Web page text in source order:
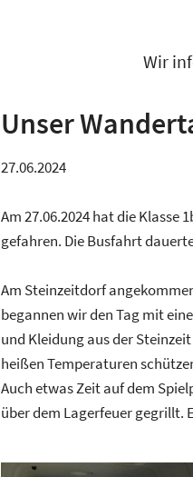
Wir
Unser
27.06.2024
Am 27.06.2024 hat die
gefahren. Die Busfahrt
Am Steinzeitdorf
begannen wir den Tag mit
und Kleidung aus der
heißen Temperaturen
Auch etwas Zeit auf dem
über dem Lagerfeuer gegrillt.